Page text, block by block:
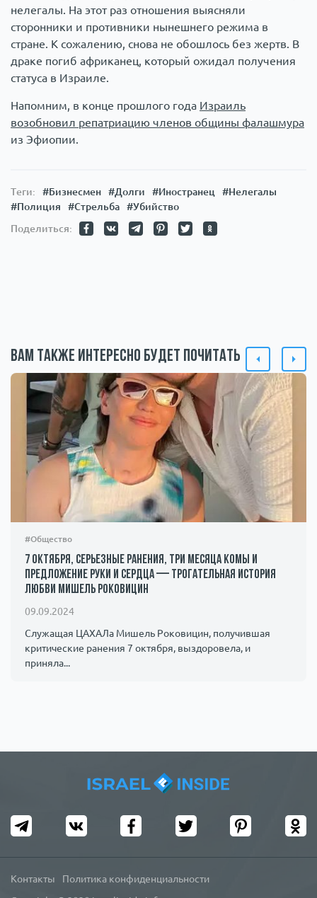
нелегалы. На этот раз отношения выясняли
сторонники и противники нынешнего режима в
стране. К сожалению, снова не обошлось без жертв. В
драке погиб африканец, который ожидал получения
статуса в Израиле.
Напомним, в конце прошлого года Израиль
возобновил репатриацию членов общины фалашмура
из Эфиопии.
Теги: #Бизнесмен #Долги #Иностранец
#Нелегалы
#Полиция
#Стрельба
#Убийство
Поделиться:
Вам также интересно будет почитать
#Общество
7 октября, серьезные ранения, три месяца комы и
предложение руки и сердца — трогательная история
любви Мишель Роковицин
09.09.2024
Служащая ЦАХАЛа Мишель Роковицин, получившая
критические ранения 7 октября, выздоровела, и
приняла...
Контакты Политика конфиденциальности